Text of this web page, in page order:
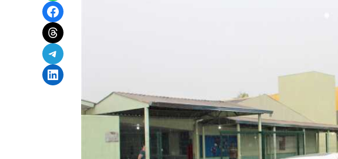
Share on Facebook
Share on Threads
Share on Telegram
Share on LinkedIn